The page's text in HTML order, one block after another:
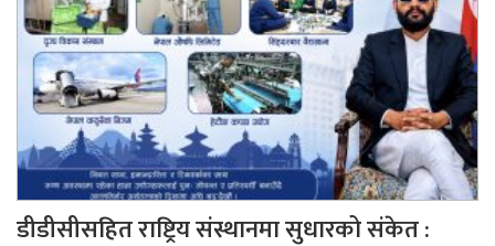
डीडीसीसहित राष्ट्रिय संस्थानमा सुधारको संकेत :